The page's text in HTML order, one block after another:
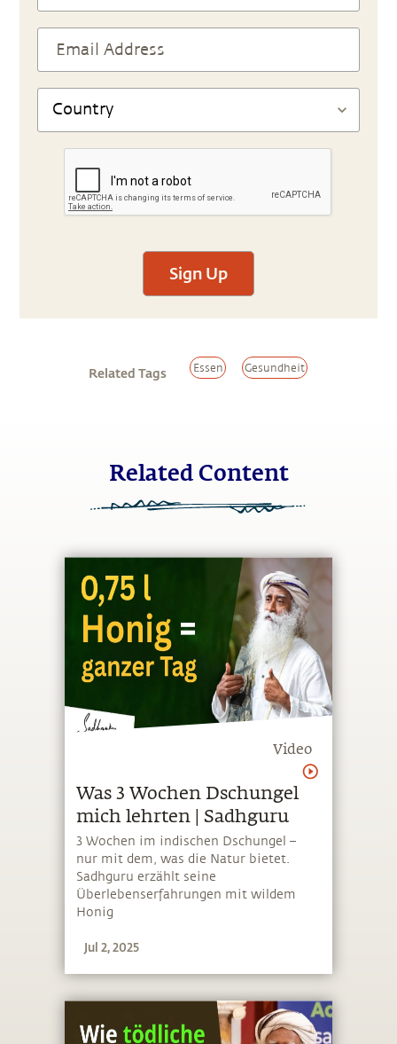
Sign Up
Related Tags Essen Gesundheit
Related Content
Video
Was 3 Wochen Dschungel
mich lehrten | Sadhguru
3 Wochen im indischen Dschungel –
nur mit dem, was die Natur bietet.
Sadhguru erzählt seine
Überlebenserfahrungen mit wildem
Honig
Jul 2, 2025